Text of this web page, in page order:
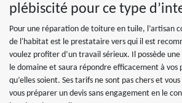
plébiscité pour ce type
Pour une réparation de toiture en tuile, l’artisan
de l'habitat est le prestataire vers qui il est
voulez profiter d’un travail sérieux. Il possède
le domaine et saura répondre efficacement à vos
qu’elles soient. Ses tarifs ne sont pas chers et
vous préparer un devis sans engagement en le